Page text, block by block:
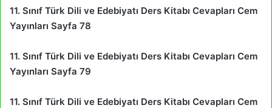
11. Sınıf Türk Dili ve Edebiyatı Ders Kitabı Cevapları Cem
Yayınları Sayfa 78
11. Sınıf Türk Dili ve Edebiyatı Ders Kitabı Cevapları Cem
Yayınları Sayfa 79
11. Sınıf Türk Dili ve Edebiyatı Ders Kitabı Cevapları Cem